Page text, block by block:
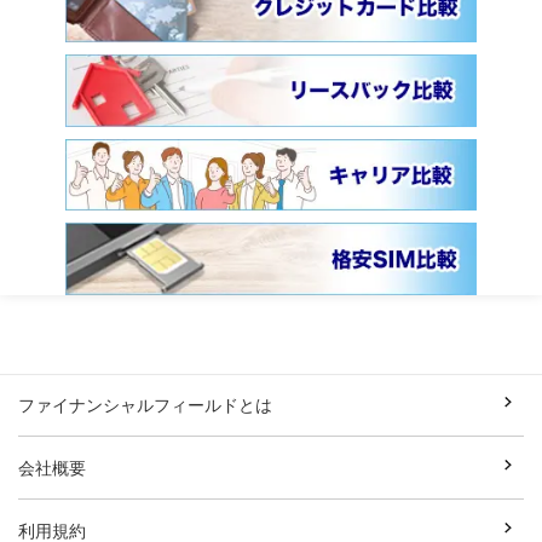
ファイナンシャルフィールドとは
会社概要
利用規約